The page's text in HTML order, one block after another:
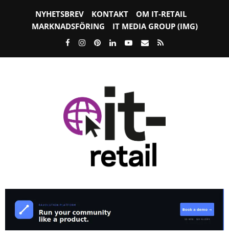
NYHETSBREV KONTAKT
OM IT-RETAIL
MARKNADSFÖRING
IT MEDIA GROUP (IMG)